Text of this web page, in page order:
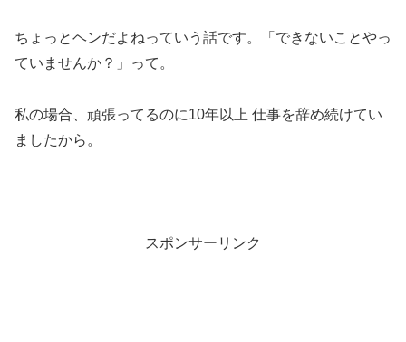
ちょっとヘンだよねっていう話です。「できないことやっ
ていませんか？」って。
私の場合、頑張ってるのに10年以上 仕事を辞め続けてい
ましたから。
スポンサーリンク